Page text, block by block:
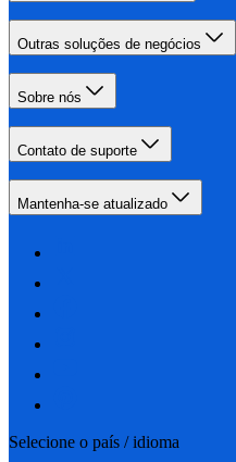
Outras soluções de negócios
Sobre nós
Contato de suporte
Mantenha-se atualizado
Selecione o país / idioma